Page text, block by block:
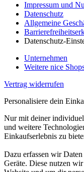
Impressum und
Datenschutz
Allgemeine
Datenschutz-
Unternehmen
Weitere nice
Vertrag widerrufen
Personalisiere dein
Nur mit deiner
und weitere
Einkaufserlebnis zu
Dazu erfassen wir
Geräte. Diese nutzen